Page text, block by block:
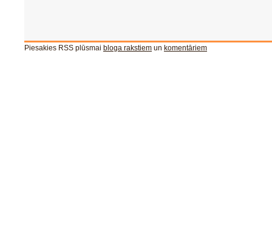
Piesakies RSS plūsmai bloga rakstiem un komentāriem